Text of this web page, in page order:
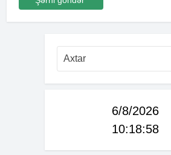
6/8/2026
10:18:59